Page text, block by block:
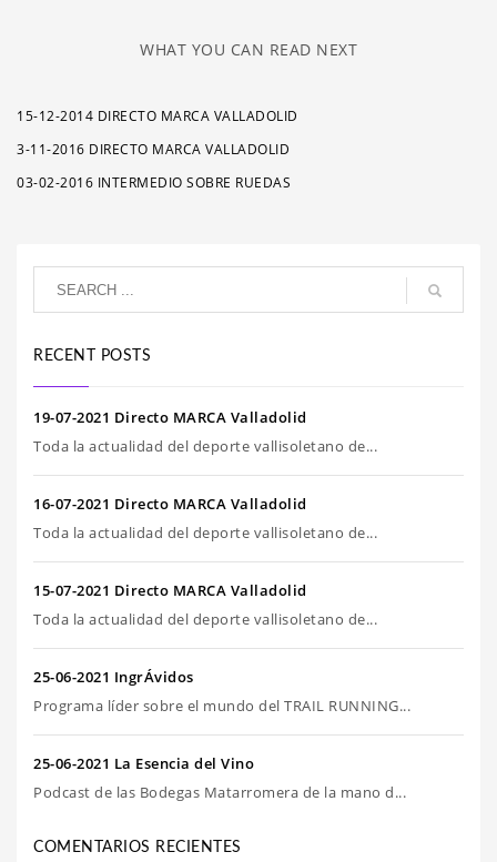
WHAT YOU CAN READ NEXT
15-12-2014 DIRECTO MARCA VALLADOLID
3-11-2016 DIRECTO MARCA VALLADOLID
03-02-2016 INTERMEDIO SOBRE RUEDAS
RECENT POSTS
19-07-2021 Directo MARCA Valladolid
Toda la actualidad del deporte vallisoletano de...
16-07-2021 Directo MARCA Valladolid
Toda la actualidad del deporte vallisoletano de...
15-07-2021 Directo MARCA Valladolid
Toda la actualidad del deporte vallisoletano de...
25-06-2021 IngrÁvidos
Programa líder sobre el mundo del TRAIL RUNNING...
25-06-2021 La Esencia del Vino
Podcast de las Bodegas Matarromera de la mano d...
COMENTARIOS RECIENTES